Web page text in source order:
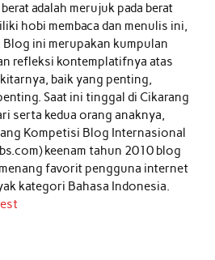
adalah merujuk pada berat
hobi membaca dan menulis ini,
ini merupakan kumpulan
refleksi kontemplatifnya atas
baik yang penting,
Saat ini tinggal di Cikarang
serta kedua orang anaknya,
Kompetisi Blog Internasional
keenam tahun 2010 blog
favorit pengguna internet
kategori Bahasa Indonesia.